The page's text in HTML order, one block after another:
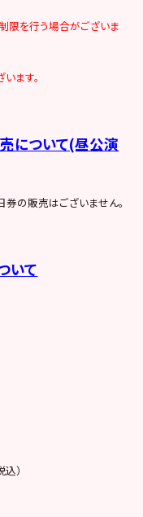
限を行う場合がございま
ます。
について(昼公演
の販売はございません。
いて
）